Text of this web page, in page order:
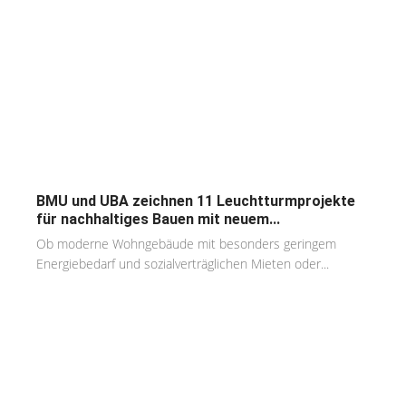
BMU und UBA zeichnen 11 Leuchtturmprojekte
für nachhaltiges Bauen mit neuem...
Ob moderne Wohngebäude mit besonders geringem
Energiebedarf und sozialverträglichen Mieten oder...